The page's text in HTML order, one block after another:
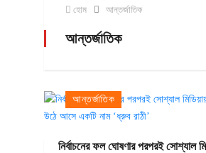
হোম আন্তর্জাতিক
আন্তর্জাতিক
আন্তর্জাতিক
নির্বাচনের ফল ঘোষণার পরপরই সোশ্যাল